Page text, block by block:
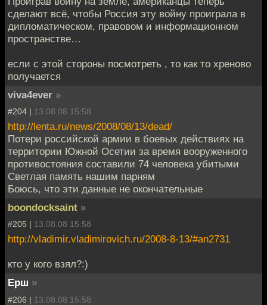
сделают всё, чтобы Россия эту войну проиграла в
дипломатическом, правовом и информационном
пространстве…
если с этой стороны посмотреть , то как то хреново
получается
viva4ever »
#204 | 13.08.08 15:58
http://lenta.ru/news/2008/08/13/dead/
Потери российской армии в боевых действиях на
территории Южной Осетии за время вооруженного
противостояния составили 74 человека убитыми
Светлая память нашим парням
Боюсь, что эти данные не окончательные
boondocksaint »
#205 | 13.08.08 15:58
http://vladimir.vladimirovich.ru/2008-8-13/#an2731
кто у кого взял?:)
Ерш »
#206 | 13.08.08 15:58